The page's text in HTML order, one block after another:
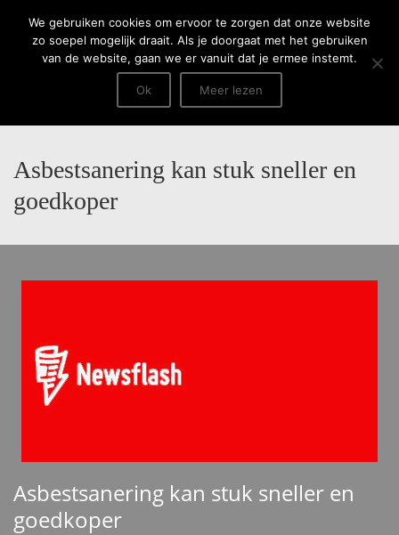
Menu
Asbestsanering kan stuk sneller en
goedkoper
Asbestsanering kan stuk sneller en
goedkoper
We gebruiken cookies om ervoor te zorgen dat onze website
zo soepel mogelijk draait. Als je doorgaat met het gebruiken
van de website, gaan we er vanuit dat je ermee instemt.
Ok Meer lezen